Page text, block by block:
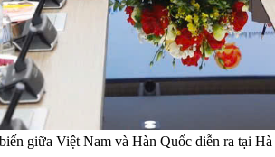
giữa Việt Nam và Hàn Quốc diễn ra tại